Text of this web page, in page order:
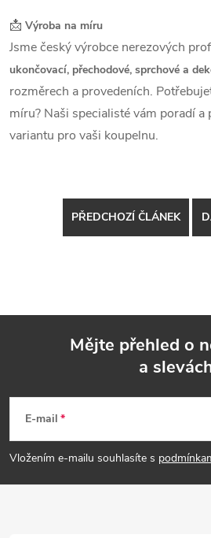
📩 Výroba na míru
Jsme český výrobce nerezových
ukončovací, přechodové, sprchové a
rozměrech a provedeních.
míru? Naši specialisté vám poradí
variantu pro vaši koupelnu.
PŘEDCHOZÍ ČLÁNEK
p
a
Mějte přehled o
a
E-mail
Vložením e-mailu souhlasíte s